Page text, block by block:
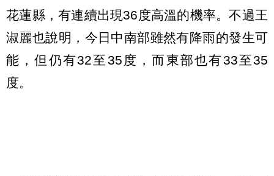
花蓮縣，有連續出現36度高溫的機率。不過王
淑麗也說明，今日中南部雖然有降雨的發生可
能，但仍有32至35度，而東部也有33至35
度。